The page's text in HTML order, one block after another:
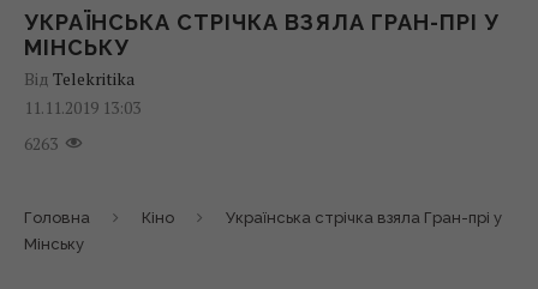
УКРАЇНСЬКА СТРІЧКА ВЗЯЛА ГРАН-ПРІ У
МІНСЬКУ
Від Telekritika
11.11.2019 13:03
6263
Головна Кіно
Українська стрічка взяла Гран-прі у
Мінську